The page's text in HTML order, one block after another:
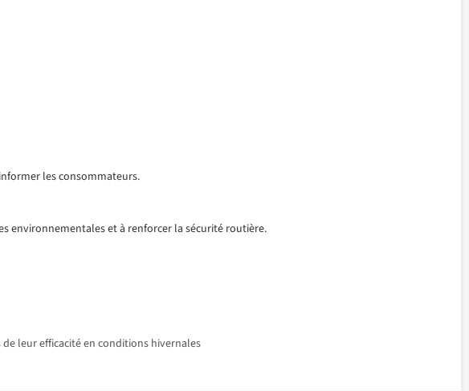
les consommateurs.
environnementales et à renforcer la sécurité routière.
leur efficacité en conditions hivernales